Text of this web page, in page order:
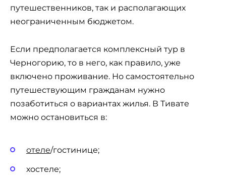
путешественников, так и располагающих
неограниченным бюджетом.
Если предполагается комплексный тур в
Черногорию, то в него, как правило, уже
включено проживание. Но самостоятельно
путешествующим гражданам нужно
позаботиться о вариантах жилья. В Тивате
можно остановиться в:
отеле/гостинице;
хостеле;